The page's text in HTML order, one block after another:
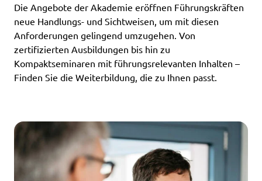
Die Angebote der Akademie eröffnen Führungskräften
neue Handlungs- und Sichtweisen, um mit diesen
Anforderungen gelingend umzugehen. Von
zertifizierten Ausbildungen bis hin zu
Kompaktseminaren mit führungsrelevanten Inhalten –
Finden Sie die Weiterbildung, die zu Ihnen passt.